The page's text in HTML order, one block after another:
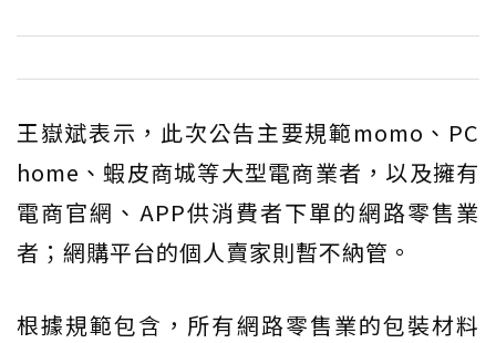
王嶽斌表示，此次公告主要規範momo、PC
home、蝦皮商城等大型電商業者，以及擁有
電商官網、APP供消費者下單的網路零售業
者；網購平台的個人賣家則暫不納管。
根據規範包含，所有網路零售業的包裝材料